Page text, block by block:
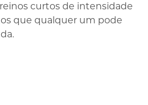
curtos de intensidade
que qualquer um pode